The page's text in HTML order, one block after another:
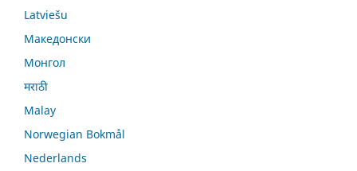
Latviešu
Македонски
Монгол
मराठी
Malay
Norwegian Bokmål
Nederlands